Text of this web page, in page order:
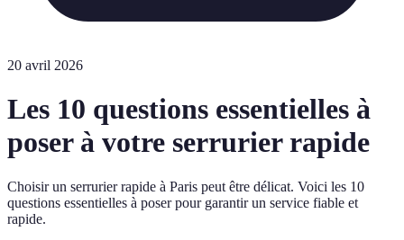
20 avril 2026
Les 10 questions essentielles à
poser à votre serrurier rapide
Choisir un serrurier rapide à Paris peut être délicat. Voici les 10
questions essentielles à poser pour garantir un service fiable et
rapide.